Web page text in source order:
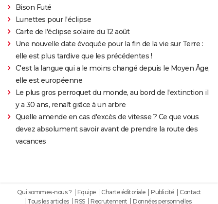
Bison Futé
Lunettes pour l'éclipse
Carte de l'éclipse solaire du 12 août
Une nouvelle date évoquée pour la fin de la vie sur Terre :
elle est plus tardive que les précédentes !
C'est la langue qui a le moins changé depuis le Moyen Âge,
elle est européenne
Le plus gros perroquet du monde, au bord de l'extinction il
y a 30 ans, renaît grâce à un arbre
Quelle amende en cas d'excès de vitesse ? Ce que vous
devez absolument savoir avant de prendre la route des
vacances
Qui sommes-nous ? Equipe Charte éditoriale Publicité
Contact
Tous les articles
RSS Recrutement Données personnelles